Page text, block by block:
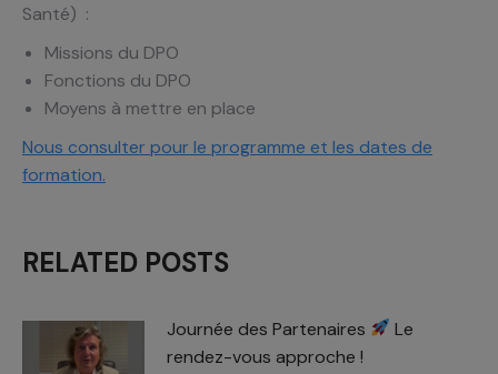
Santé) :
Missions du DPO
Fonctions du DPO
Moyens à mettre en place
Nous consulter pour le programme et les dates de
formation.
RELATED POSTS
Journée des Partenaires
Le
rendez-vous approche !